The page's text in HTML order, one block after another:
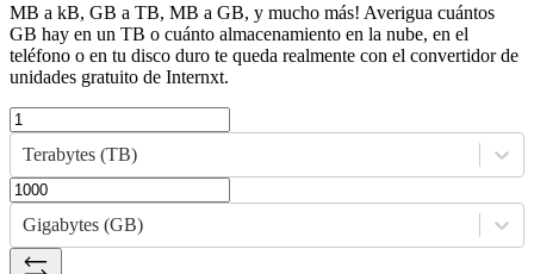
MB a kB, GB a TB, MB a GB, y mucho más! Averigua cuántos
GB hay en un TB o cuánto almacenamiento en la nube, en el
teléfono o en tu disco duro te queda realmente con el convertidor de
unidades gratuito de Internxt.
Terabytes (TB)
Gigabytes (GB)